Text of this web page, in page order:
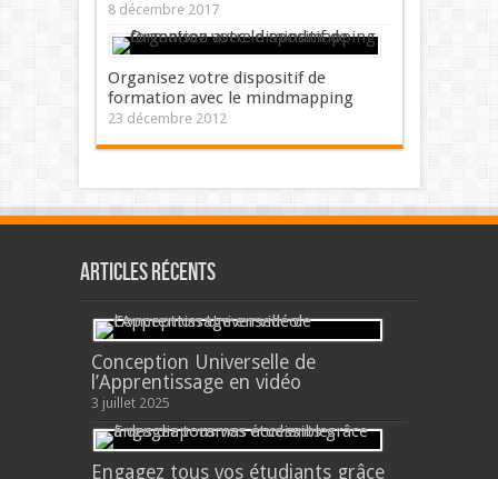
8 décembre 2017
Organisez votre dispositif de
formation avec le mindmapping
23 décembre 2012
Articles récents
Conception Universelle de
l’Apprentissage en vidéo
3 juillet 2025
Engagez tous vos étudiants grâce